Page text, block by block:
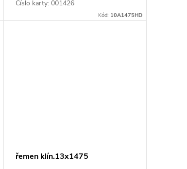
Číslo karty: 001426
Kód: 10A1475HD
řemen klín.13x1475